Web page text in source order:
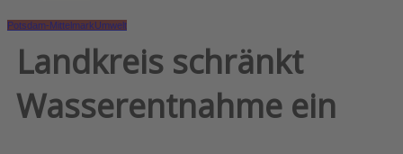
Potsdam-MittelmarkUmwelt
Landkreis schränkt
Wasserentnahme ein